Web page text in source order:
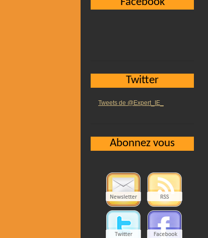
Twitter
Tweets de @Expert_IE_
Abonnez vous